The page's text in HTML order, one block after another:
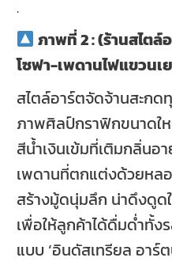
.
ภาพที่ 2 : (ร้านสไตล์
โซฟา-เพดานไฟแขวนเ
สไตล์อาร์ตจัดจ้านสะก
ภาพศิลป์กราฟิกขนาดใ
สีน้ำเงินเข้มที่เติมกลิ่นอ
เพดานที่ตกแต่งด้วยหล
สร้างมู้ดนุ่มลึก น่าดึงดู
เพื่อให้ลูกค้าได้ดื่มด่ำทั้ง
แบบ ‘อินดัสเทรียล อาร์ต